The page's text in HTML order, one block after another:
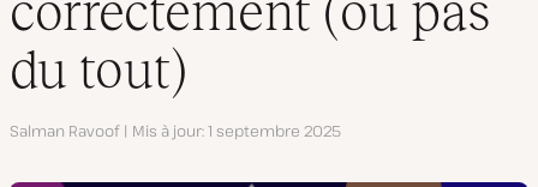
du tout)
Auteur
Salman Ravoof Mis à jour 1 septembre 2025